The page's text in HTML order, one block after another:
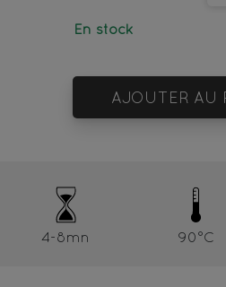
En stock
AJOUTER AU
4-8mn 90°C